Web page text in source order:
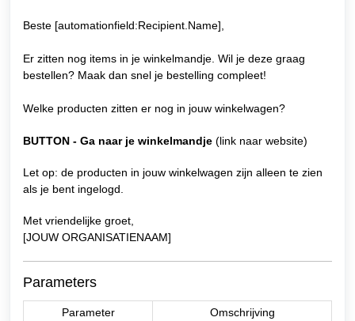
Beste [automationfield:Recipient.Name],
Er zitten nog items in je winkelmandje. Wil je deze graag
bestellen? Maak dan snel je bestelling compleet!
Welke producten zitten er nog in jouw winkelwagen?
BUTTON - Ga naar je winkelmandje (link naar website)
Let op: de producten in jouw winkelwagen zijn alleen te zien
als je bent ingelogd.
Met vriendelijke groet,
[JOUW ORGANISATIENAAM]
Parameters
Parameter
Omschrijving